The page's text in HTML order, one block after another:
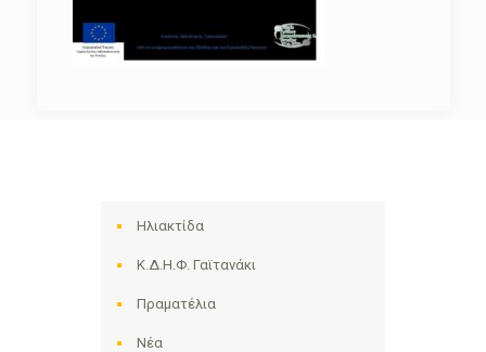
Ηλιακτίδα
Κ.Δ.Η.Φ. Γαϊτανάκι
Πραματέλια
Νέα